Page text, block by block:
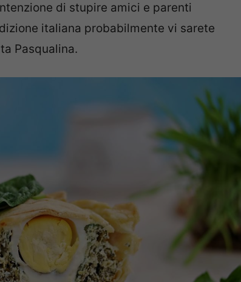
di stupire amici e parenti
italiana probabilmente vi sarete
Pasqualina.